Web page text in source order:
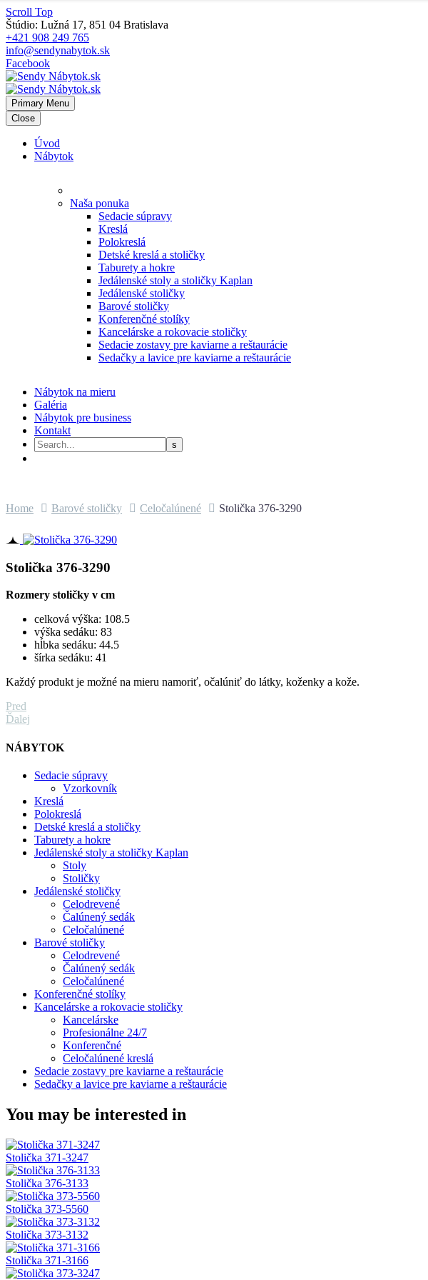
Scroll Top
Štúdio: Lužná 17, 851 04 Bratislava
+421 908 249 765
info@sendynabytok.sk
Facebook
Primary Menu
Close
Úvod
Nábytok
Naša ponuka
Sedacie súpravy
Kreslá
Polokreslá
Detské kreslá a stoličky
Taburety a hokre
Jedálenské stoly a stoličky Kaplan
Jedálenské stoličky
Barové stoličky
Konferenčné stolíky
Kancelárske a rokovacie stoličky
Sedacie zostavy pre kaviarne a reštaurácie
Sedačky a lavice pre kaviarne a reštaurácie
Nábytok na mieru
Galéria
Nábytok pre business
Kontakt
Home Barové stoličky Celočalúnené Stolička 376-3290
Stolička 376-3290
Rozmery stoličky v cm
celková výška: 108.5
výška sedáku: 83
hĺbka sedáku: 44.5
šírka sedáku: 41
Každý produkt je možné na mieru namoriť, očalúniť do látky, koženky a kože.
Pred
Ďalej
NÁBYTOK
Sedacie súpravy
Vzorkovník
Kreslá
Polokreslá
Detské kreslá a stoličky
Taburety a hokre
Jedálenské stoly a stoličky Kaplan
Stoly
Stoličky
Jedálenské stoličky
Celodrevené
Čalúnený sedák
Celočalúnené
Barové stoličky
Celodrevené
Čalúnený sedák
Celočalúnené
Konferenčné stolíky
Kancelárske a rokovacie stoličky
Kancelárske
Profesionálne 24/7
Konferenčné
Celočalúnené kreslá
Sedacie zostavy pre kaviarne a reštaurácie
Sedačky a lavice pre kaviarne a reštaurácie
You may be interested in
Stolička 371-3247
Stolička 376-3133
Stolička 373-5560
Stolička 373-3132
Stolička 371-3166